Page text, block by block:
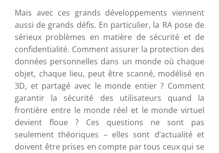
Mais avec ces grands développements viennent
aussi de grands défis. En particulier, la RA pose de
sérieux problèmes en matière de sécurité et de
confidentialité. Comment assurer la protection des
données personnelles dans un monde où chaque
objet, chaque lieu, peut être scanné, modélisé en
3D, et partagé avec le monde entier ? Comment
garantir la sécurité des utilisateurs quand la
frontière entre le monde réel et le monde virtuel
devient floue ? Ces questions ne sont pas
seulement théoriques – elles sont d’actualité et
doivent être prises en compte par tous ceux qui se